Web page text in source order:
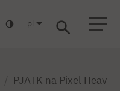
pl
PJATK na Pixel